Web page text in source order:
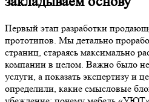
Первый этап разработки
прототипов. Мы детально
страниц, стараясь максимально
компании в целом. Важно было не
услуги, а показать экспертизу и
определили, какие смысловые